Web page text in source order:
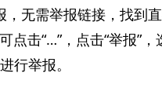
无需举报链接，找到
击“…”，点击“举报”，
行举报。